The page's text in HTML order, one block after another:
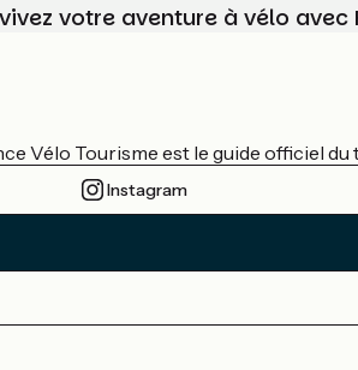
votre aventure à vélo avec
Vélo Tourisme est le guide officiel du
Instagram